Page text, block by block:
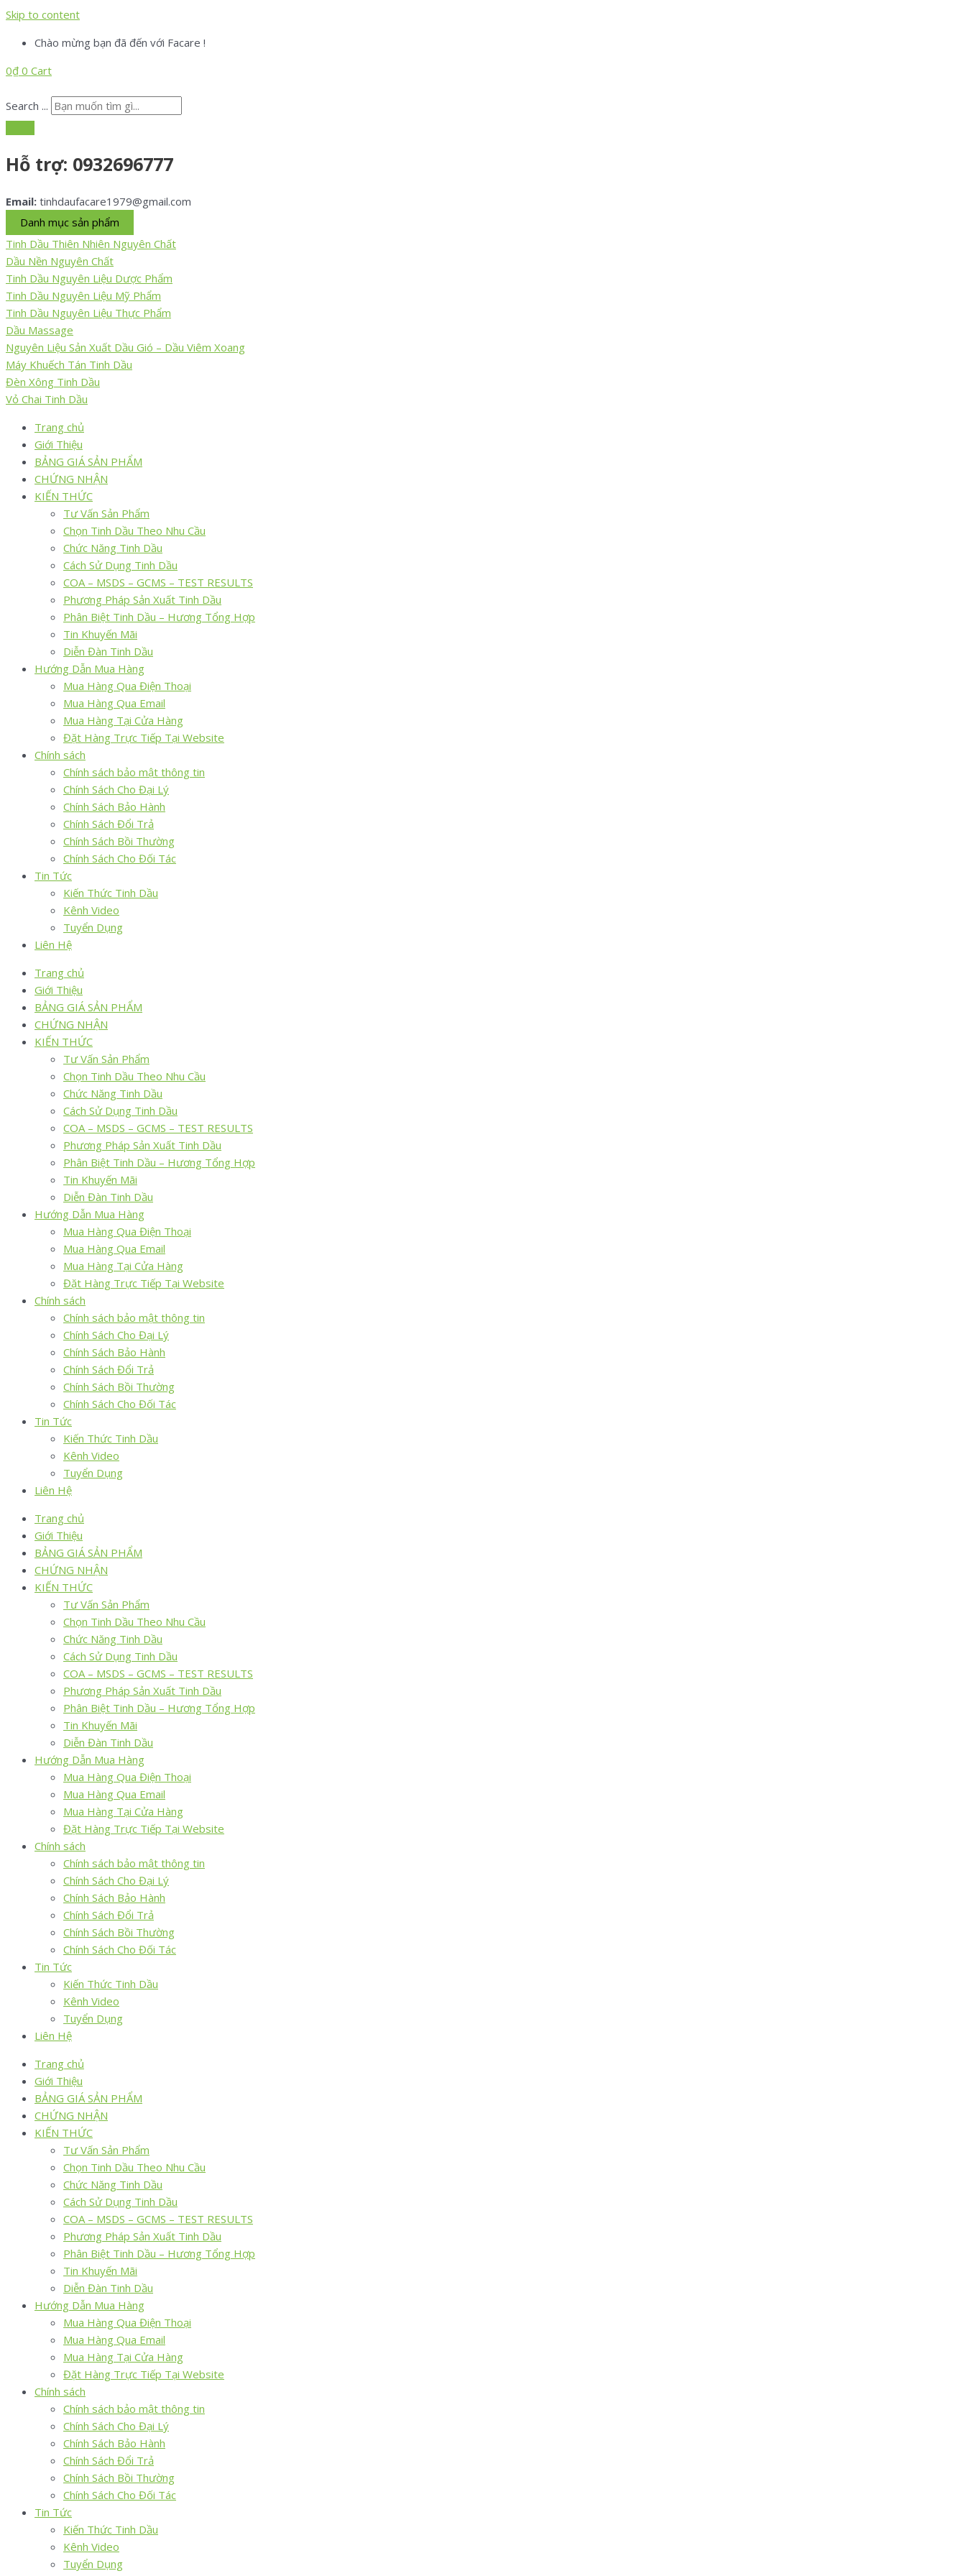
Skip to content
Chào mừng bạn đã đến với Facare !
0₫ 0 Cart
Search ...
Hỗ trợ: 0932696777
Email: tinhdaufacare1979@gmail.com
Danh mục sản phẩm
Tinh Dầu Thiên Nhiên Nguyên Chất
Dầu Nền Nguyên Chất
Tinh Dầu Nguyên Liệu Dược Phẩm
Tinh Dầu Nguyên Liệu Mỹ Phẩm
Tinh Dầu Nguyên Liệu Thực Phẩm
Dầu Massage
Nguyên Liệu Sản Xuất Dầu Gió – Dầu Viêm Xoang
Máy Khuếch Tán Tinh Dầu
Đèn Xông Tinh Dầu
Vỏ Chai Tinh Dầu
Trang chủ
Giới Thiệu
BẢNG GIÁ SẢN PHẨM
CHỨNG NHẬN
KIẾN THỨC
Tư Vấn Sản Phẩm
Chọn Tinh Dầu Theo Nhu Cầu
Chức Năng Tinh Dầu
Cách Sử Dụng Tinh Dầu
COA – MSDS – GCMS – TEST RESULTS
Phương Pháp Sản Xuất Tinh Dầu
Phân Biệt Tinh Dầu – Hương Tổng Hợp
Tin Khuyến Mãi
Diễn Đàn Tinh Dầu
Hướng Dẫn Mua Hàng
Mua Hàng Qua Điện Thoại
Mua Hàng Qua Email
Mua Hàng Tại Cửa Hàng
Đặt Hàng Trực Tiếp Tại Website
Chính sách
Chính sách bảo mật thông tin
Chính Sách Cho Đại Lý
Chính Sách Bảo Hành
Chính Sách Đổi Trả
Chính Sách Bồi Thường
Chính Sách Cho Đối Tác
Tin Tức
Kiến Thức Tinh Dầu
Kênh Video
Tuyển Dụng
Liên Hệ
Trang chủ
Giới Thiệu
BẢNG GIÁ SẢN PHẨM
CHỨNG NHẬN
KIẾN THỨC
Tư Vấn Sản Phẩm
Chọn Tinh Dầu Theo Nhu Cầu
Chức Năng Tinh Dầu
Cách Sử Dụng Tinh Dầu
COA – MSDS – GCMS – TEST RESULTS
Phương Pháp Sản Xuất Tinh Dầu
Phân Biệt Tinh Dầu – Hương Tổng Hợp
Tin Khuyến Mãi
Diễn Đàn Tinh Dầu
Hướng Dẫn Mua Hàng
Mua Hàng Qua Điện Thoại
Mua Hàng Qua Email
Mua Hàng Tại Cửa Hàng
Đặt Hàng Trực Tiếp Tại Website
Chính sách
Chính sách bảo mật thông tin
Chính Sách Cho Đại Lý
Chính Sách Bảo Hành
Chính Sách Đổi Trả
Chính Sách Bồi Thường
Chính Sách Cho Đối Tác
Tin Tức
Kiến Thức Tinh Dầu
Kênh Video
Tuyển Dụng
Liên Hệ
Trang chủ
Giới Thiệu
BẢNG GIÁ SẢN PHẨM
CHỨNG NHẬN
KIẾN THỨC
Tư Vấn Sản Phẩm
Chọn Tinh Dầu Theo Nhu Cầu
Chức Năng Tinh Dầu
Cách Sử Dụng Tinh Dầu
COA – MSDS – GCMS – TEST RESULTS
Phương Pháp Sản Xuất Tinh Dầu
Phân Biệt Tinh Dầu – Hương Tổng Hợp
Tin Khuyến Mãi
Diễn Đàn Tinh Dầu
Hướng Dẫn Mua Hàng
Mua Hàng Qua Điện Thoại
Mua Hàng Qua Email
Mua Hàng Tại Cửa Hàng
Đặt Hàng Trực Tiếp Tại Website
Chính sách
Chính sách bảo mật thông tin
Chính Sách Cho Đại Lý
Chính Sách Bảo Hành
Chính Sách Đổi Trả
Chính Sách Bồi Thường
Chính Sách Cho Đối Tác
Tin Tức
Kiến Thức Tinh Dầu
Kênh Video
Tuyển Dụng
Liên Hệ
Trang chủ
Giới Thiệu
BẢNG GIÁ SẢN PHẨM
CHỨNG NHẬN
KIẾN THỨC
Tư Vấn Sản Phẩm
Chọn Tinh Dầu Theo Nhu Cầu
Chức Năng Tinh Dầu
Cách Sử Dụng Tinh Dầu
COA – MSDS – GCMS – TEST RESULTS
Phương Pháp Sản Xuất Tinh Dầu
Phân Biệt Tinh Dầu – Hương Tổng Hợp
Tin Khuyến Mãi
Diễn Đàn Tinh Dầu
Hướng Dẫn Mua Hàng
Mua Hàng Qua Điện Thoại
Mua Hàng Qua Email
Mua Hàng Tại Cửa Hàng
Đặt Hàng Trực Tiếp Tại Website
Chính sách
Chính sách bảo mật thông tin
Chính Sách Cho Đại Lý
Chính Sách Bảo Hành
Chính Sách Đổi Trả
Chính Sách Bồi Thường
Chính Sách Cho Đối Tác
Tin Tức
Kiến Thức Tinh Dầu
Kênh Video
Tuyển Dụng